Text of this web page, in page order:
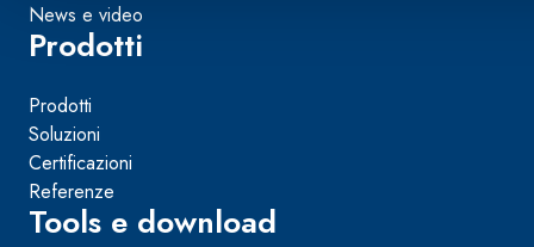
News e video
Prodotti
Prodotti
Soluzioni
Certificazioni
Referenze
Tools e download